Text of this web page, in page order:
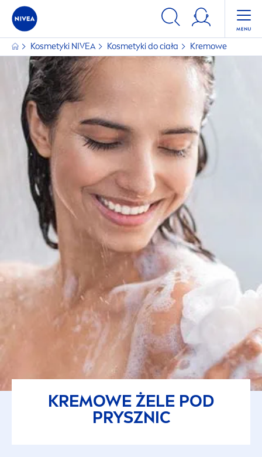
Kosmetyki NIVEA Kosmetyki do ciała Kremowe
KREMOWE ŻELE POD
PRYSZNIC